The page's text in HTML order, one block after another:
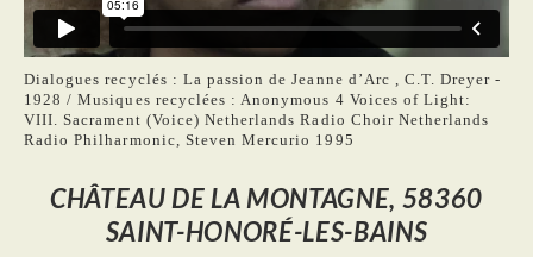
Dialogues recyclés : La passion de Jeanne d’Arc , C.T. Dreyer -
1928 / Musiques recyclées : Anonymous 4 Voices of Light:
VIII. Sacrament (Voice) Netherlands Radio Choir Netherlands
Radio Philharmonic, Steven Mercurio 1995
CHÂTEAU DE LA MONTAGNE, 58360
SAINT-HONORÉ-LES-BAINS